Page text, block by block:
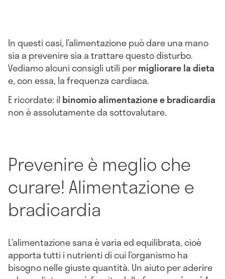
In questi casi, l’alimentazione può dare una mano
sia a prevenire sia a trattare questo disturbo.
Vediamo alcuni consigli utili permigliorare la dieta
e, con essa, la frequenza cardiaca.
E ricordate: il binomio alimentazione e bradicardia
non è assolutamente da sottovalutare.
Prevenire è meglio che
curare! Alimentazione e
bradicardia
L’alimentazione sana è varia ed equilibrata, cioè
apporta tutti i nutrienti di cui l’organismo ha
bisogno nelle giuste quantità. Un aiuto per aderire